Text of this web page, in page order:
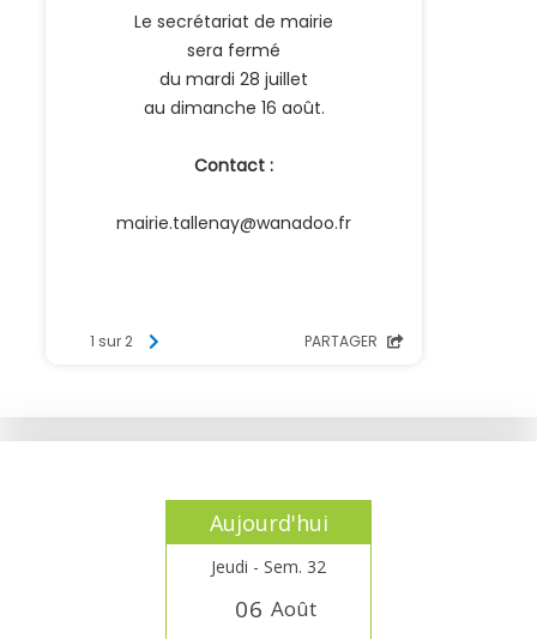
Aujourd'hui
Jeudi - Sem. 32
06 Août